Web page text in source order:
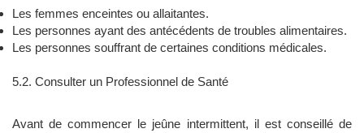
Les femmes enceintes ou allaitantes.
Les personnes ayant des antécédents de troubles alimentaires.
Les personnes souffrant de certaines conditions médicales.
5.2. Consulter un Professionnel de Santé
Avant de commencer le jeûne intermittent, il est conseillé de